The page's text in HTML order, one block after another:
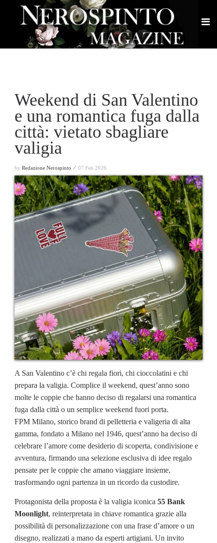
Weekend di San Valentino
e una romantica fuga dalla
città: vietato sbagliare
valigia
by Redazione Nerospinto ⁄ 07 Feb 2026
A San Valentino c’è chi regala fiori, chi cioccolatini e chi
prepara la valigia. Complice il weekend, quest’anno sono
molte le coppie che hanno deciso di regalarsi una romantica
fuga dalla città o un semplice weekend fuori porta.
FPM Milano, storico brand di pelletteria e valigeria di alta
gamma, fondato a Milano nel 1946, quest’anno ha deciso di
celebrare l’amore come desiderio di scoperta, condivisione e
avventura, firmando una selezione esclusiva di idee regalo
pensate per le coppie che amano viaggiare insieme,
trasformando ogni partenza in un ricordo da custodire.
Protagonista della proposta è la valigia iconica 55 Bank
Moonlight, reinterpretata in chiave romantica grazie alla
possibilità di personalizzazione con una frase d’amore o un
disegno, realizzati a mano da esperti artigiani. Un invito